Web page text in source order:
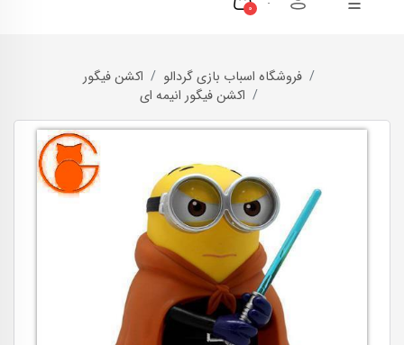
0
فروشگاه اسباب بازی گردالو
اکشن فیگور
اکشن فیگور انیمه ای